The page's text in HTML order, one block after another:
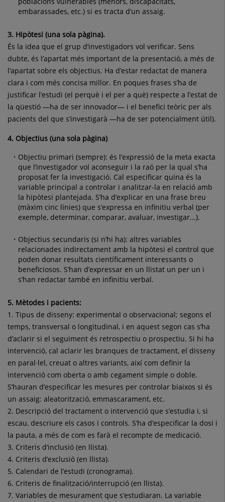
embarassades, etc.) si es tracta d’un assaig.
3. Hipòtesi (una sola pàgina).
És la idea que el grup d’investigadors vol verificar. Sens
dubte, és l’apartat més important de la presentació, a més de
l’apartat sobre els objectius. Ha d’estar redactat de manera
clara i com més concisa millor. En poques frases s’ha de
justificar l’estudi (el perquè i el per a què) respecte a l’estat de
la qüestió —ha de ser innovador— i el benefici teòric per als
pacients del que s’investigarà —ha de ser potencialment útil).
4. Objectius (una sola pàgina)
Objectiu primari (sempre): és l’expressió de la meta exacta
que l’investigador vol aconseguir i la raó per la qual s’ha
proposat fer la investigació. Cal especificar quina és la
variable principal a controlar i analitzar-la en relació amb
la hipòtesi plantejada. S’ha d’explicar en una frase breu
(màxim cinc línies) que s’expressa en infinitiu verbal (per
exemple, determinar, comparar, avaluar, investigar...).
Objectius secundaris (si n’hi ha): altres variables
relacionades indirectament amb la hipòtesi el control que
poden donar resultats científicament interessants o
beneficiosos. S’han d’expressar en un llistat un per un i
s’han redactar també en infinitiu verbal.
5. Mètodes i pacients:
1. Tipus de disseny: experimental o observacional; segons el
temps, transversal o longitudinal, i en aquest segon cas s’ha
d’aclarir si el seguiment és retrospectiu o prospectiu. Si hi ha
intervenció, cal aclarir les branques de tractament, el disseny
en paral·lel, creuat o altres variants, així com definir la
intervenció com oberta o amb cegament simple o doble.
S’hauran d’especificar les mesures per controlar biaixos si és
un assaig: aleatorització, emmascarament, etc.
2. Descripció del tractament o intervenció que s’estudia i, si
escau, descriure els casos i controls. S’ha d’especificar la dosi i
la pauta, a més de com es farà el recompte de medicació.
3. Criteris d’inclusió (en llista).
4. Criteris d’exclusió (en llista).
5. Calendari de l’estudi (cronograma).
6. Criteris de finalització/interrupció (en llista).
7. Variables de mesurament que s’estudiaran. La variable